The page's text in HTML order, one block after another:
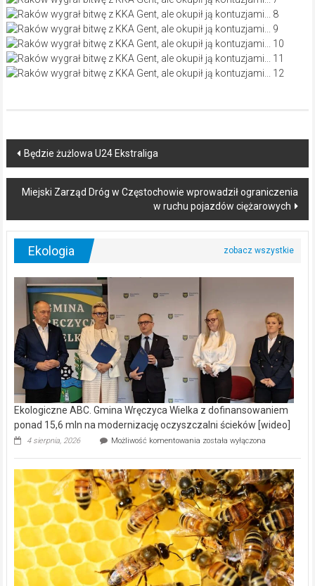
Post
navigation
Będzie żużlowa U24 Ekstraliga
Miejski Zarząd Dróg w Częstochowie wprowadził ograniczenia
w ruchu pojazdów ciężarowych
Ekologia
Ekologiczne ABC. Gmina Wręczyca Wielka z dofinansowaniem
ponad 15,6 mln na modernizację oczyszczalni ścieków [wideo]
4 sierpnia, 2026 Możliwość komentowania Ekologiczne
Wręczyca
Wielka
z
dofinansowaniem
ponad
15,6
mln
na
modernizację
oczyszczalni
została wyłączona